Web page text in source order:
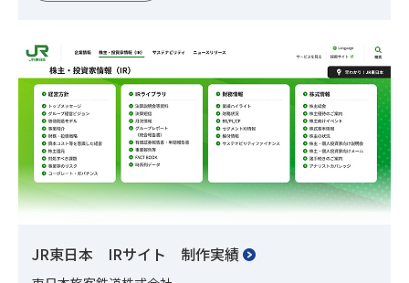
JR東日本 IRサイト 制作実績